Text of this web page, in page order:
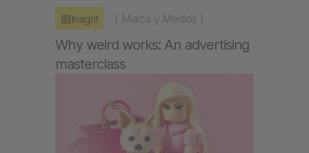
Insight ( Marca y Medios )
Why weird works: An advertising
masterclass